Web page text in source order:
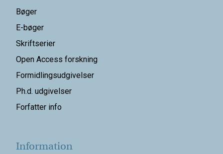
Bøger
E-bøger
Skriftserier
Open Access forskning
Formidlingsudgivelser
Ph.d. udgivelser
Forfatter info
Information